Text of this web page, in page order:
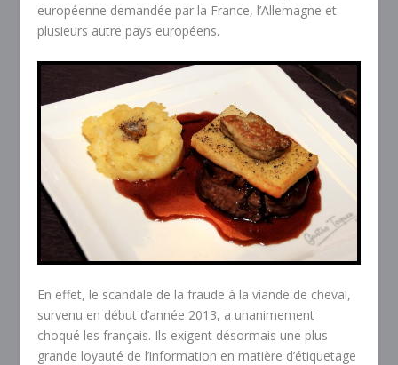
européenne demandée par la France, l’Allemagne et
plusieurs autre pays européens.
En effet, le scandale de la fraude à la viande de cheval,
survenu en début d’année 2013, a unanimement
choqué les français. Ils exigent désormais une plus
grande loyauté de l’information en matière d’étiquetage